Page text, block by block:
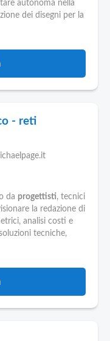
autonoma nella
dei disegni per la
- reti
da progettisti, tecnici
la redazione di
analisi costi e
tecniche,